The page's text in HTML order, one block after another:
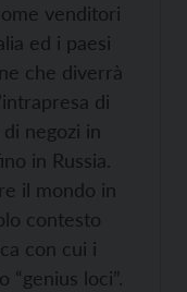
venditori
ed i paesi
che diverrà
di
negozi in
in Russia.
il mondo in
contesto
con cui i
“genius loci”.